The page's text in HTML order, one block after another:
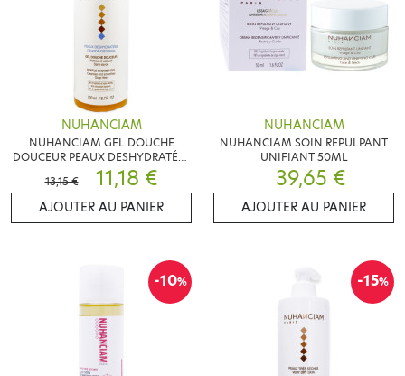
NUHANCIAM
NUHANCIAM GEL DOUCHE
DOUCEUR PEAUX DESHYDRATÉES
500ML
13,15 € 11,18 €
AJOUTER AU PANIER
NUHANCIAM
NUHANCIAM SOIN REPULPANT
UNIFIANT 50ML
39,65 €
AJOUTER AU PANIER
-10% -15%